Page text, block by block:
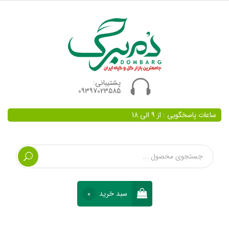
پشتیبانی:
09397023585
ساعات پاسخگویی : از 9 الی 18
سبد خرید 0